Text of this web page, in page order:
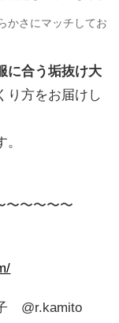
かさにマッチしてお
に合う垢抜け大
り方をお届けし
〜〜〜〜
@r.kamito